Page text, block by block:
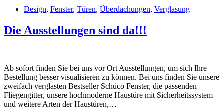
Design, Fenster, Türen, Überdachungen, Verglasung
Die Ausstellungen sind da!!!
Ab sofort finden Sie bei uns vor Ort Ausstellungen, um sich Ihre
Bestellung besser visualisieren zu können. Bei uns finden Sie unsere
zweifach verglasten Bestseller Schüco Fenster, die passenden
Fliegengitter, unsere hochmoderne Haustüre mit Sicherheitssystem
und weitere Arten der Haustüren,…